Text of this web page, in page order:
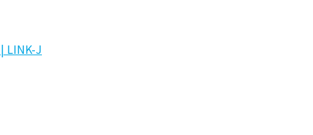
LINK-J